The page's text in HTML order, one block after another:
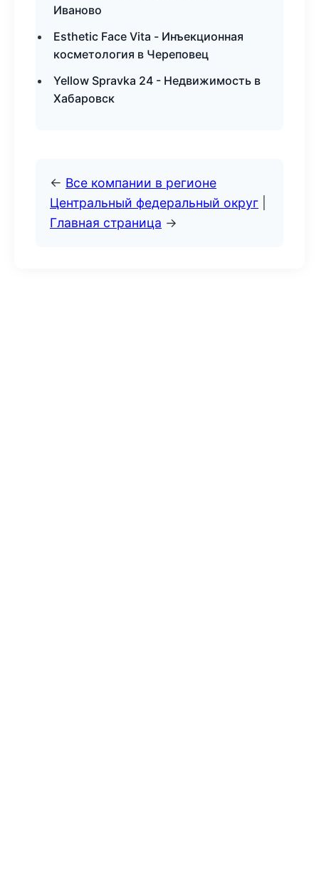
Иваново
Esthetic Face Vita - Инъекционная
косметология в Череповец
Yellow Spravka 24 - Недвижимость в
Хабаровск
← Все компании в регионе
Центральный федеральный округ
Главная страница →